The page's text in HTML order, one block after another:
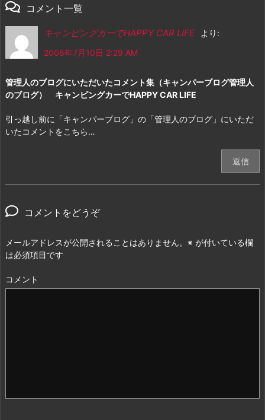
コメント一覧
キャンピングカーでHAPPY CAR LIFE
より:
2006年7月10日 2:29 AM
管理人のブログにいただいたコメント集（キャンパーブログ管理人
のブログ） キャンピングカーでHAPPY CAR LIFE
引っ越し前に「キャンパーブログ」の「管理人のブログ」にいただ
いたコメントをこちら…
返信
コメントをどうぞ
メールアドレスが公開されることはありません。 ※ が付いている欄
は必須項目です
コメント